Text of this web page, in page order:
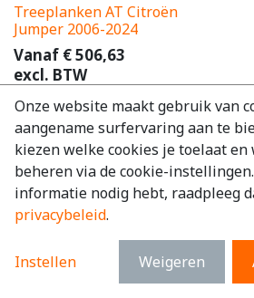
Treeplanken AT Citroën
Jumper 2006-2024
Vanaf €506,63
excl. BTW
Onze website maakt gebruik van
aangename surfervaring aan te
kiezen welke cookies je toelaat en
beheren via de cookie-
informatie nodig hebt, raadpleeg
privacybeleid.
Instellen Weigeren